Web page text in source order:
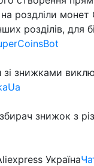
Wireless
Noise
Touch
роздліли монет
розділів, для
зі знижками
знижок з
Україна